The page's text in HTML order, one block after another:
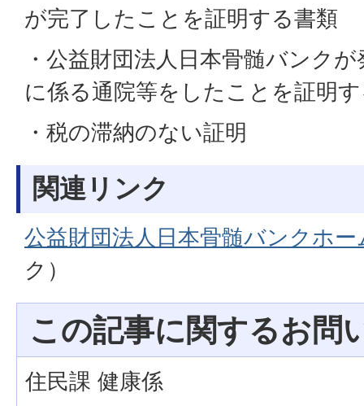
が完了したことを証明する書類
・公益財団法人日本骨髄バンク
に係る通院等をしたことを証明
・税の滞納のない証明
関連リンク
公益財団法人日本骨髄バンクホ
ク）
この記事に関するお問
住民課 健康係